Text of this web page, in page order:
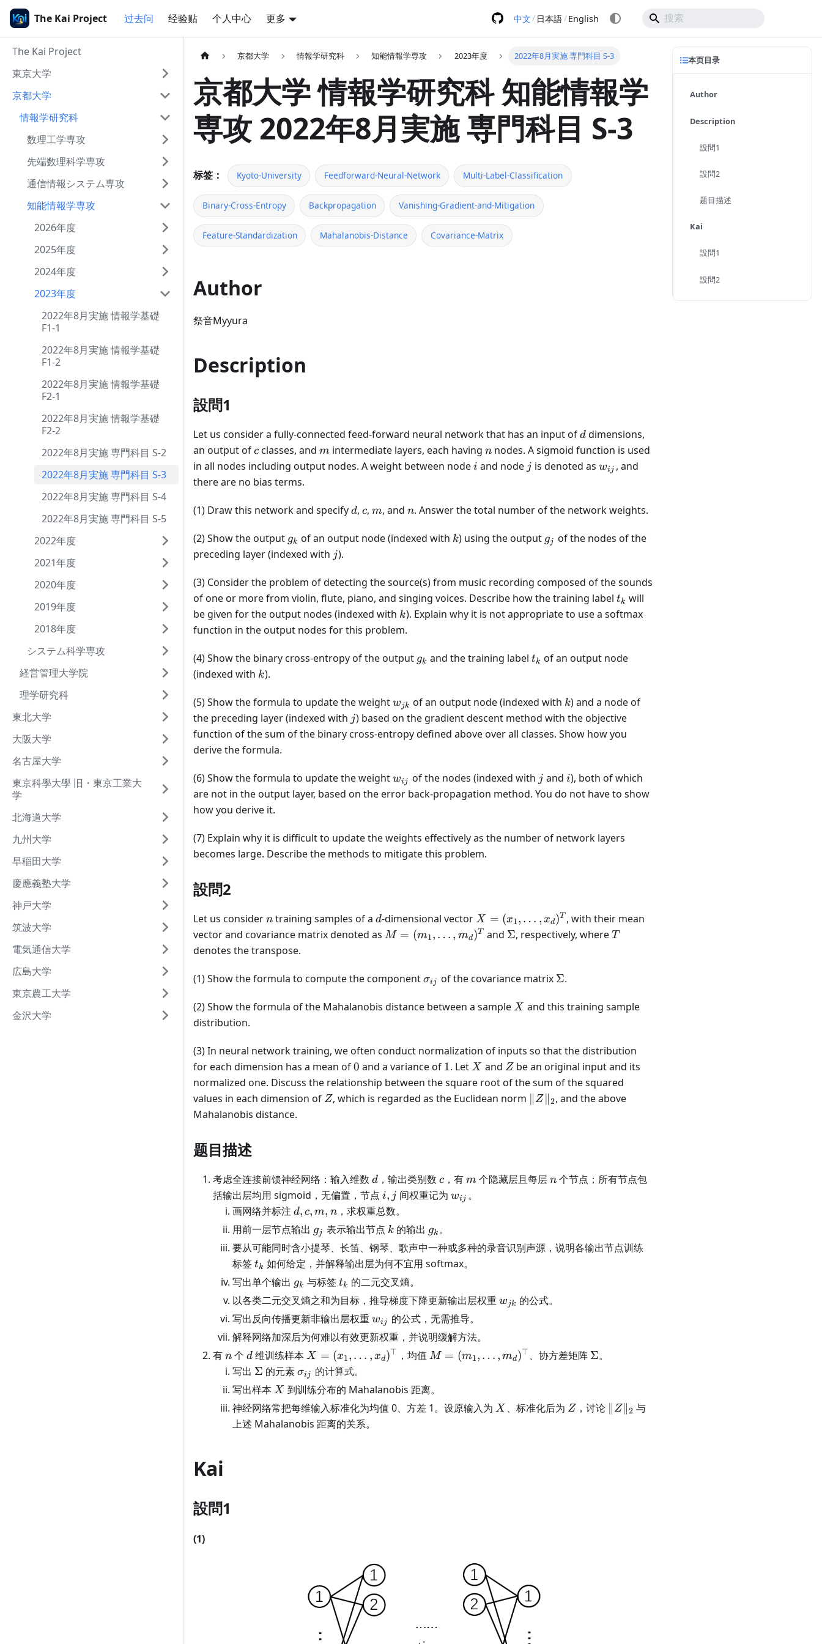
The Kai Project 过去问 经验贴 个人中心 更多 中文/ 日本語/English
The Kai Project
東京大学
京都大学
情報学研究科
数理工学専攻
先端数理科学専攻
通信情報システム専攻
知能情報学専攻
2026年度
2025年度
2024年度
2023年度
2022年8月実施 情報学基礎
F1-1
2022年8月実施 情報学基礎
F1-2
2022年8月実施 情報学基礎
F2-1
2022年8月実施 情報学基礎
F2-2
2022年8月実施 専門科目 S-2
2022年8月実施 専門科目 S-3
2022年8月実施 専門科目 S-4
2022年8月実施 専門科目 S-5
2022年度
2021年度
2020年度
2019年度
2018年度
システム科学専攻
経営管理大学院
理学研究科
東北大学
大阪大学
名古屋大学
東京科學大學 旧・東京工業大
学
北海道大学
九州大学
早稲田大学
慶應義塾大学
神戸大学
筑波大学
電気通信大学
広島大学
東京農工大学
金沢大学
京都大学 情報学研究科 知能情報学専攻 2023年度 2022年8月実施 専門科目 S-3
京都大学 情報学研究科 知能情報学
専攻 2022年8月実施 専門科目 S-3
标签： Kyoto-University Feedforward-Neural-Network Multi-Label-Classification
Binary-Cross-Entropy Backpropagation Vanishing-Gradient-and-Mitigation
Feature-Standardization Mahalanobis-Distance Covariance-Matrix
Author
祭音Myyura
Description
設問1
Let us consider a fully-connected feed-forward neural network that has an input ofd
d dimensions,
an output ofc
c classes, and m
m intermediate layers, each having n
n nodes. A sigmoid function is used
in all nodes including output nodes. A weight between nodei
i and node jj is denoted asw_{ij}
wij , and
there are no bias terms.
(1) Draw this network and specifyd
d, c
c, m
m, and n
n. Answer the total number of the network weights.
(2) Show the output g_k
gk of an output node (indexed with k
k) using the output g_j
gj
of the nodes of the
preceding layer (indexed with jj).
(3) Consider the problem of detecting the source(s) from music recording composed of the sounds
of one or more from violin, flute, piano, and singing voices. Describe how the training label t_k
tk will
be given for the output nodes (indexed with k
k). Explain why it is not appropriate to use a softmax
function in the output nodes for this problem.
(4) Show the binary cross-entropy of the output g_k
gk and the training label t_k
tk of an output node
(indexed with k
k).
(5) Show the formula to update the weightw_{jk}
wjk of an output node (indexed with k
k) and a node of
the preceding layer (indexed with jj) based on the gradient descent method with the objective
function of the sum of the binary cross-entropy defined above over all classes. Show how you
derive the formula.
(6) Show the formula to update the weightw_{ij}
wij of the nodes (indexed with jj and i
i), both of which
are not in the output layer, based on the error back-propagation method. You do not have to show
how you derive it.
(7) Explain why it is difficult to update the weights effectively as the number of network layers
becomes large. Describe the methods to mitigate this problem.
設問2
Let us considern
n training samples of a d
d-dimensional vector X =
(x_1,
X = (x1, … , xd)T , with their mean
vector and covariance matrix denoted as M =
m_d)^T
M = (m1, … , md)T and \Sigma
Σ, respectively, whereT
T
denotes the transpose.
(1) Show the formula to compute the component\sigma_{ij}
σij of the covariance matrix \Sigma
Σ.
(2) Show the formula of the Mahalanobis distance between a sample X
X and this training sample
distribution.
(3) In neural network training, we often conduct normalization of inputs so that the distribution
for each dimension has a mean of0
0 and a variance of 1
1. Let X
X and Z
Zbe an original input and its
normalized one. Discuss the relationship between the square root of the sum of the squared
values in each dimension of Z
Z, which is regarded as the Euclidean norm \|Z\|_2
Z 2, and the above
Mahalanobis distance.
题目描述
考虑全连接前馈神经网络：输入维数 d
d ，输出类别数 c
c ，有m
m 个隐藏层且每层n
n 个节点；所有节点包
括输出层均用 sigmoid，无偏置，节点 i,j
i, j 间权重记为w_{ij}
wij 。
画网络并标注 d,c,m,n
d, c, m, n，求权重总数。
用前一层节点输出 g_j
gj 表示输出节点 k
k 的输出 g_k
gk 。
要从可能同时含小提琴、长笛、钢琴、歌声中一种或多种的录音识别声源，说明各输出节点训练
标签t_k
tk 如何给定，并解释输出层为何不宜用 softmax。
写出单个输出 g_k
gk 与标签t_k
tk 的二元交叉熵。
以各类二元交叉熵之和为目标，推导梯度下降更新输出层权重w_{jk}
wjk 的公式。
写出反向传播更新非输出层权重w_{ij}
wij
的公式，无需推导。
解释网络加深后为何难以有效更新权重，并说明缓解方法。
有n
n 个 d
d 维训练样本 X=
(x_1,\ldots,x_d)^\top
X = (x1, … , xd)⊤ ，均值 M=
M = (m1, … , md)⊤ 、协方差矩阵 \Sigma
Σ。
写出 \Sigma
Σ 的元素\sigma_{ij}
σij
的计算式。
写出样本 X
X 到训练分布的 Mahalanobis 距离。
神经网络常把每维输入标准化为均值 0、方差 1。设原输入为 X
X 、标准化后为 Z
Z，讨论 \|Z\|_2
Z ∥2 与
上述 Mahalanobis 距离的关系。
Kai
設問1
(1)
本页目录
Author
Description
設問1
設問2
题目描述
Kai
設問1
設問2